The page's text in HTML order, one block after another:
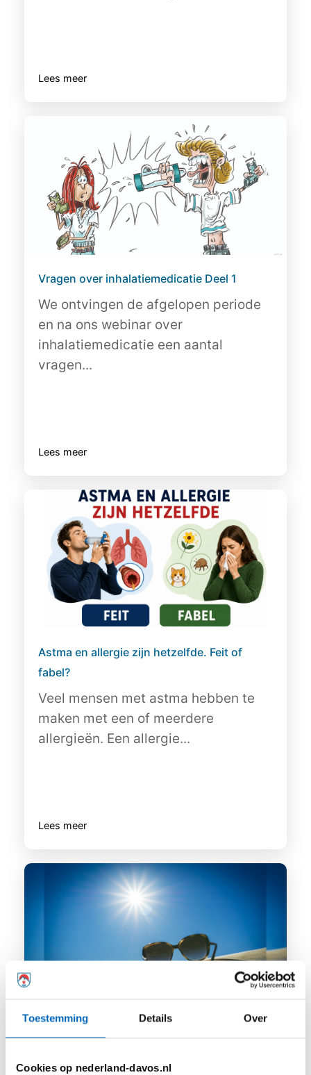
Toestemming Details Over
Cookies op nederland-davos.nl
Lees meer
Vragen over inhalatiemedicatie Deel 1
We ontvingen de afgelopen periode
en na ons webinar over
inhalatiemedicatie een aantal
vragen...
Lees meer
Astma en allergie zijn hetzelfde. Feit of
fabel?
Veel mensen met astma hebben te
maken met een of meerdere
allergieën. Een allergie...
Lees meer
Hoe kom je een hittegolf door als je astma